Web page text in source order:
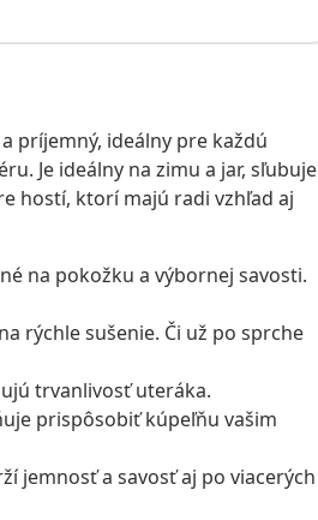
príjemný, ideálny pre každú
Je ideálny na zimu a jar, sľubuje
hostí, ktorí majú radi vzhľad aj
na pokožku a výbornej savosti.
rýchle sušenie. Či už po sprche
trvanlivosť uteráka.
prispôsobiť kúpeľňu vašim
jemnosť a savosť aj po viacerých